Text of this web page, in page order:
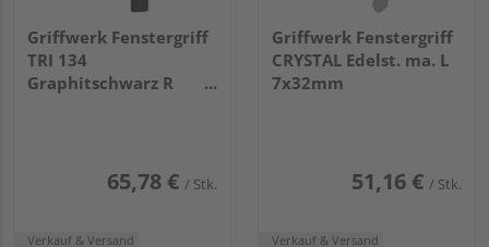
Griffwerk Fenstergriff
TRI 134
Graphitschwarz R
65,78 € / Stk.
Verkauf & Versand
Griffwerk Fenstergriff
CRYSTAL Edelst. ma. L
7x32mm
51,16 € / Stk.
Verkauf & Versand